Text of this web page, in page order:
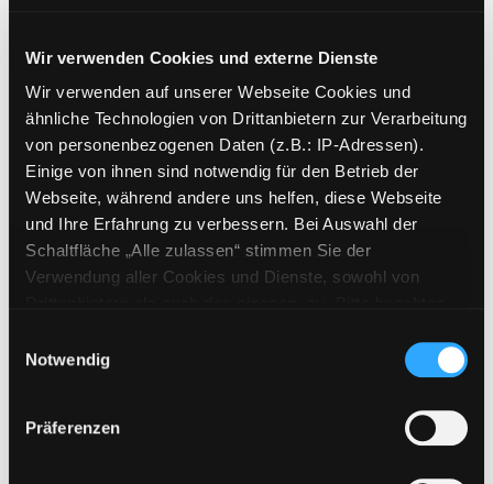
Wir verwenden Cookies und externe Dienste
Wir verwenden auf unserer Webseite Cookies und
ähnliche Technologien von Drittanbietern zur Verarbeitung
von personenbezogenen Daten (z.B.: IP-Adressen).
Einige von ihnen sind notwendig für den Betrieb der
Webseite, während andere uns helfen, diese Webseite
und Ihre Erfahrung zu verbessern. Bei Auswahl der
Schaltfläche „Alle zulassen“ stimmen Sie der
Verwendung aller Cookies und Dienste, sowohl von
Cookies von Drittanbietern, eine Verarbeitung in
unsicheren Drittländern (Länder außerhalb des EWR
ohne adäquates Datenschutzniveau) stattfinden kann. In
diesem Zusammenhang können aktuell Risiken für
Notwendig
Präferenzen
Weitere Suchkriterien
Erwerbungen der letzten Tage
Jahr von
Medien anzeigen, die nach dem Jahr veröffentlicht
Jahr bis
Medien anzeigen, die vor dem
E-Medien
Mediengruppe